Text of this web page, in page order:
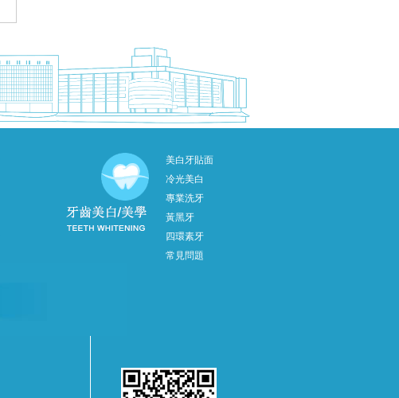
美白牙貼面
冷光美白
專業洗牙
黃黑牙
四環素牙
常見問題